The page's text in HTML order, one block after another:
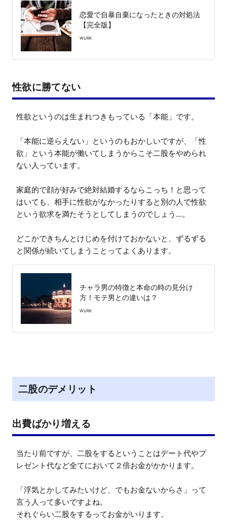
恋愛で自暴自棄になったときの対処法
【完全版】
WURK
性欲に勝てない
性欲というのは生まれつきもっている「本能」です。
「本能に逆らえない」というのもおかしいですが、「性
欲」という本能が働いてしまうからこそ二股をやめられ
ない人っています。
家庭的で顔が好みで絶対結婚するならこっち！と思って
はいても、相手に性欲がなかったりすると別の人で性欲
という欲求を満たそうとしてしまうのでしょう...。
どこかできちんとけじめを付けておかないと、ずるずる
と関係が続いてしまうことってよくあります。
チャラ男の特徴と本命の時の見分け
方！モテ男との違いは？
WURK
二股のデメリット
出費ばかり増える
当たり前ですが、二股をするということはデート代やプ
レゼント代など全てにおいて２倍お金がかかります。
「浮気とかしてみたいけど、でもお金ないからさ」って
言う人って多いですよね。
それぐらい二股をするってお金がいります。